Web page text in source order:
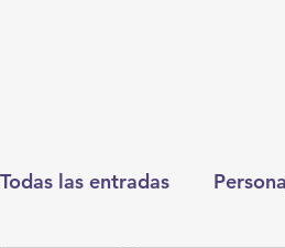
Todas las entradas